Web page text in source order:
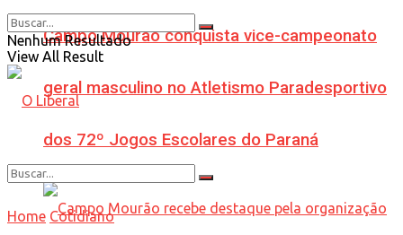
Campo Mourão conquista vice-campeonato
geral masculino no Atletismo Paradesportivo
dos 72º Jogos Escolares do Paraná
Nenhum Resultado
View All Result
Home Cotidiano